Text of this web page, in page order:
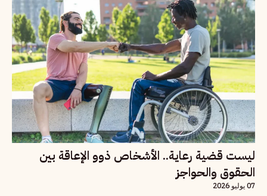
ليست قضية رعاية.. الأشخاص ذوو الإعاقة بين
الحقوق والحواجز
07 يوليو 2026